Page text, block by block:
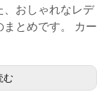
、おしゃれなレデ
まとめです。 カー
む